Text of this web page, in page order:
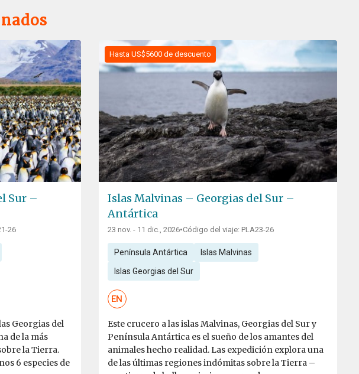
Sur –
26
Georgias del
de la más
la Tierra.
6 especies de
Hasta US$5600 de descuento
Islas Malvinas – Georgias del Sur –
Antártica
23 nov. - 11 dic., 2026•Código del viaje: PLA23-26
Península Antártica Islas Malvinas
Islas Georgias del Sur
EN
Este crucero a las islas Malvinas, Georgias del Sur y
Península Antártica es el sueño de los amantes del
animales hecho realidad. Las expedición explora una
de las últimas regiones indómitas sobre la Tierra –